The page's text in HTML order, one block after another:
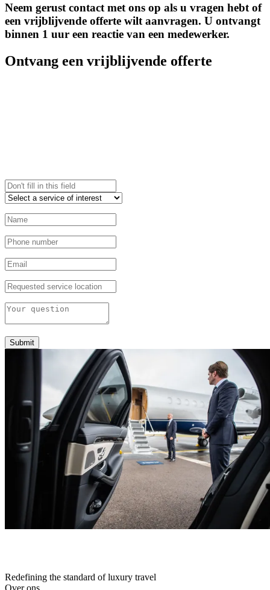
Neem gerust contact met ons op als u vragen hebt of
een vrijblijvende offerte wilt aanvragen. U ontvangt
binnen 1 uur een reactie van een medewerker.
Ontvang een vrijblijvende offerte
Submit
Redefining the standard of luxury travel
Over ons